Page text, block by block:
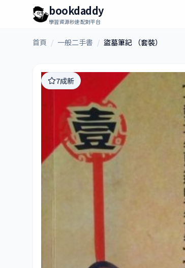
bookdaddy
學習資源秒速配對平台
首頁 / 一般二手書 / 盜墓筆記 （套裝）
7成新